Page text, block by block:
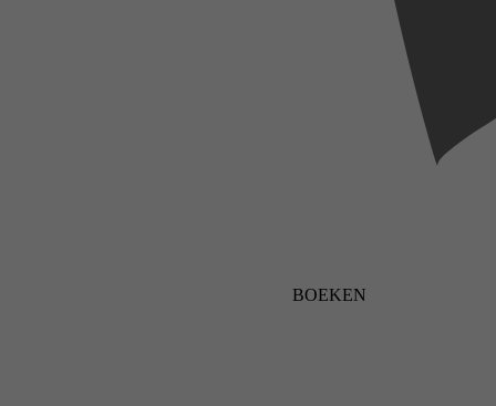
BOEKEN